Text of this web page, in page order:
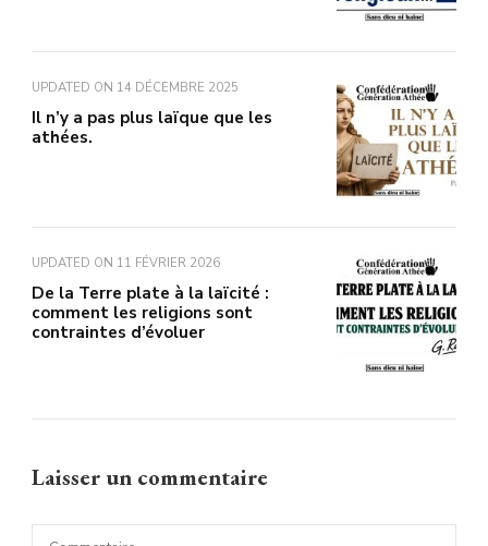
UPDATED ON 14 DÉCEMBRE 2025
Il n’y a pas plus laïque que les
athées.
UPDATED ON 11 FÉVRIER 2026
De la Terre plate à la laïcité :
comment les religions sont
contraintes d’évoluer
Laisser un commentaire